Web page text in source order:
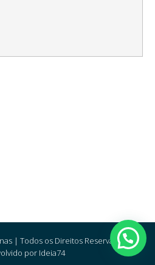
| Todos os Direitos Reservados |
por Ideia74